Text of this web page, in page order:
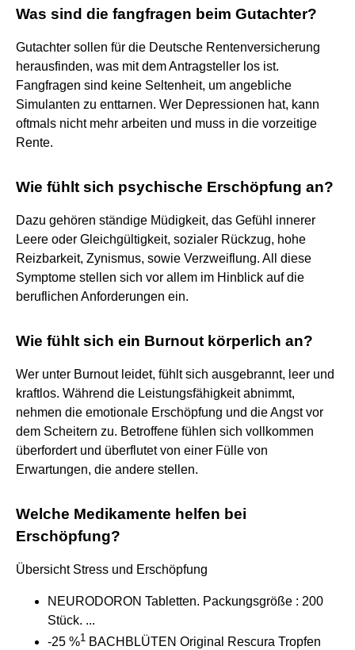
Was sind die fangfragen beim Gutachter?
Gutachter sollen für die Deutsche Rentenversicherung
herausfinden, was mit dem Antragsteller los ist.
Fangfragen sind keine Seltenheit, um angebliche
Simulanten zu enttarnen. Wer Depressionen hat, kann
oftmals nicht mehr arbeiten und muss in die vorzeitige
Rente.
Wie fühlt sich psychische Erschöpfung an?
Dazu gehören ständige Müdigkeit, das Gefühl innerer
Leere oder Gleichgültigkeit, sozialer Rückzug, hohe
Reizbarkeit, Zynismus, sowie Verzweiflung. All diese
Symptome stellen sich vor allem im Hinblick auf die
beruflichen Anforderungen ein.
Wie fühlt sich ein Burnout körperlich an?
Wer unter Burnout leidet, fühlt sich ausgebrannt, leer und
kraftlos. Während die Leistungsfähigkeit abnimmt,
nehmen die emotionale Erschöpfung und die Angst vor
dem Scheitern zu. Betroffene fühlen sich vollkommen
überfordert und überflutet von einer Fülle von
Erwartungen, die andere stellen.
Welche Medikamente helfen bei
Erschöpfung?
Übersicht Stress und Erschöpfung
NEURODORON Tabletten. Packungsgröße : 200
Stück. ...
-25 %1 BACHBLÜTEN Original Rescura Tropfen